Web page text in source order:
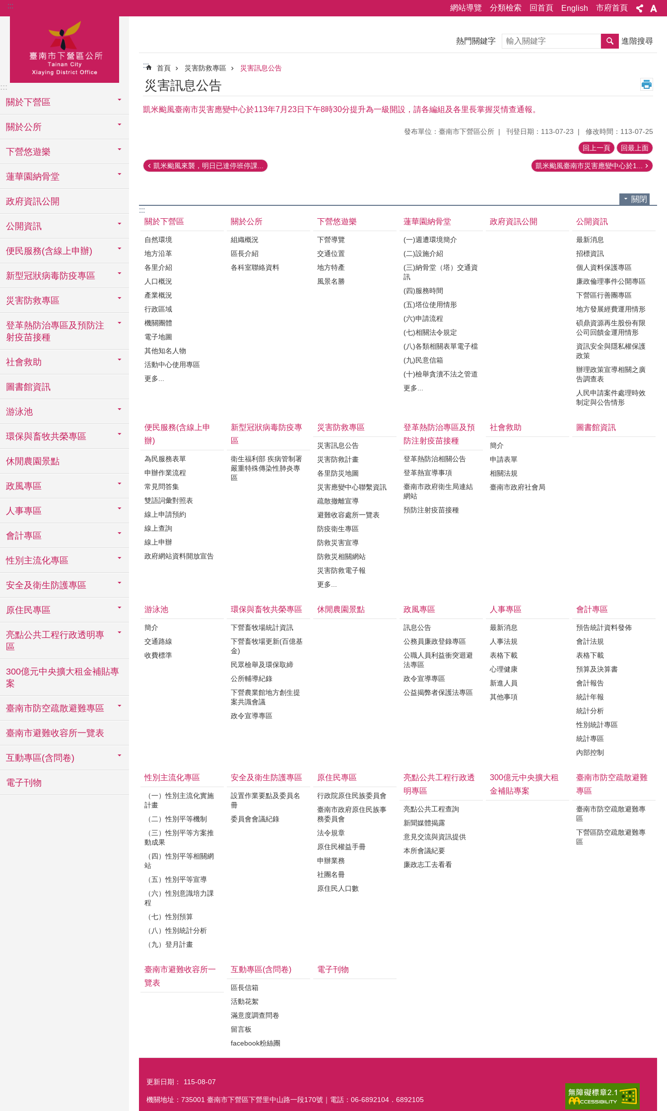
跳到主要內容區塊
::: 網站導覽 分類檢索 回首頁 English 市府首頁
:::
關於下營區
關於公所
下營悠遊樂
蓮華園納骨堂
政府資訊公開
公開資訊
便民服務(含線上申辦)
新型冠狀病毒防疫專區
災害防救專區
登革熱防治專區及預防注
射疫苗接種
社會救助
圖書館資訊
游泳池
環保與畜牧共榮專區
休閒農園景點
政風專區
人事專區
會計專區
性別主流化專區
安全及衛生防護專區
原住民專區
亮點公共工程行政透明專
區
300億元中央擴大租金補貼專
案
臺南市防空疏散避難專區
臺南市避難收容所一覽表
互動專區(含問卷)
電子刊物
熱門關鍵字 搜尋 進階搜尋
::: 首頁 災害防救專區 災害訊息公告
災害訊息公告
凱米颱風臺南市災害應變中心於113年7月23日下午8時30分提升為一級開設，請各編組及各里長掌握災情查通報。
發布單位：臺南市下營區公所 刊登日期：113-07-23 修改時間：113-07-25
回上一頁 回最上面
凱米颱風來襲，明日已達停班停課... 凱米颱風臺南市災害應變中心於1...
關閉
:::
關於下營區
自然環境
地方沿革
各里介紹
人口概況
產業概況
行政區域
機關團體
電子地圖
其他知名人物
活動中心使用專區
更多...
關於公所
組織概況
區長介紹
各科室聯絡資料
下營悠遊樂
下營導覽
交通位置
地方特產
風景名勝
蓮華園納骨堂
(一)週遭環境簡介
(二)設施介紹
(三)納骨堂（塔）交通資
訊
(四)服務時間
(五)塔位使用情形
(六)申請流程
(七)相關法令規定
(八)各類相關表單電子檔
(九)民意信箱
(十)檢舉貪瀆不法之管道
更多...
政府資訊公開 公開資訊
最新消息
招標資訊
個人資料保護專區
廉政倫理事件公開專區
下營區行善團專區
地方發展經費運用情形
碩鼎資源再生股份有限
公司回饋金運用情形
資訊安全與隱私權保護
政策
辦理政策宣導相關之廣
告調查表
人民申請案件處理時效
制定與公告情形
便民服務(含線上申
辦)
為民服務表單
申辦作業流程
常見問答集
雙語詞彙對照表
線上申請預約
線上查詢
線上申辦
政府網站資料開放宣告
新型冠狀病毒防疫專
區
衛生福利部 疾病管制署
嚴重特殊傳染性肺炎專
區
災害防救專區
災害訊息公告
災害防救計畫
各里防災地圖
災害應變中心聯繫資訊
疏散撤離宣導
避難收容處所一覽表
防疫衛生專區
防救災害宣導
防救災相關網站
災害防救電子報
更多...
登革熱防治專區及預
防注射疫苗接種
登革熱防治相關公告
登革熱宣導事項
臺南市政府衛生局連結
網站
預防注射疫苗接種
社會救助
簡介
申請表單
相關法規
臺南市政府社會局
圖書館資訊
游泳池
簡介
交通路線
收費標準
環保與畜牧共榮專區
下營畜牧場統計資訊
下營畜牧場更新(百億基
金)
民眾檢舉及環保取締
公所輔導紀錄
下營農業館地方創生提
案共識會議
政令宣導專區
休閒農園景點 政風專區
訊息公告
公務員廉政登錄專區
公職人員利益衝突迴避
法專區
政令宣導專區
公益揭弊者保護法專區
人事專區
最新消息
人事法規
表格下載
心理健康
新進人員
其他事項
會計專區
預告統計資料發佈
會計法規
表格下載
預算及決算書
會計報告
統計年報
統計分析
性別統計專區
統計專區
內部控制
性別主流化專區
（一）性別主流化實施
計畫
（二）性別平等機制
（三）性別平等方案推
動成果
（四）性別平等相關網
站
（五）性別平等宣導
（六）性別意識培力課
程
（七）性別預算
（八）性別統計分析
（九）登月計畫
安全及衛生防護專區
設置作業要點及委員名
冊
委員會會議紀錄
原住民專區
行政院原住民族委員會
臺南市政府原住民族事
務委員會
法令規章
原住民權益手冊
申辦業務
社團名冊
原住民人口數
亮點公共工程行政透
明專區
亮點公共工程查詢
新聞媒體揭露
意見交流與資訊提供
本所會議紀要
廉政志工去看看
300億元中央擴大租
金補貼專案
臺南市防空疏散避難
專區
臺南市防空疏散避難專
區
下營區防空疏散避難專
區
臺南市避難收容所一
覽表
互動專區(含問卷)
區長信箱
活動花絮
滿意度調查問卷
留言板
facebook粉絲團
電子刊物
更新日期： 115-08-07
機關地址：735001 臺南市下營區下營里中山路一段170號｜電話：06-6892104．6892105